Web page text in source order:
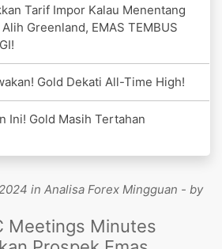
Tarif Impor Kalau Menentang
Greenland, EMAS TEMBUS
Gold Dekati All-Time High!
Ini! Gold Masih Tertahan
in Analisa Forex Mingguan - by
Meetings Minutes